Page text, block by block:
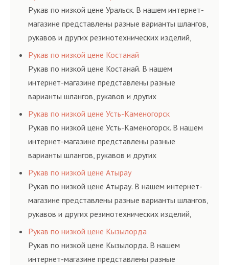
ГОСТам, техническим условиям и нормативам.
Рукав по низкой цене Уральск. В нашем интернет-
магазине представлены разные варианты шлангов,
рукавов и других резинотехнических изделий,
соответствующих ГОСТам, техническим условиям
и нормативам.
Рукав по низкой цене Костанай
Рукав по низкой цене Костанай. В нашем
интернет-магазине представлены разные
варианты шлангов, рукавов и других
резинотехнических изделий, соответствующих
ГОСТам, техническим условиям и нормативам.
Рукав по низкой цене Усть-Каменогорск
Рукав по низкой цене Усть-Каменогорск. В нашем
интернет-магазине представлены разные
варианты шлангов, рукавов и других
резинотехнических изделий, соответствующих
ГОСТам, техническим условиям и нормативам.
Рукав по низкой цене Атырау
Рукав по низкой цене Атырау. В нашем интернет-
магазине представлены разные варианты шлангов,
рукавов и других резинотехнических изделий,
соответствующих ГОСТам, техническим условиям
и нормативам.
Рукав по низкой цене Кызылорда
Рукав по низкой цене Кызылорда. В нашем
интернет-магазине представлены разные